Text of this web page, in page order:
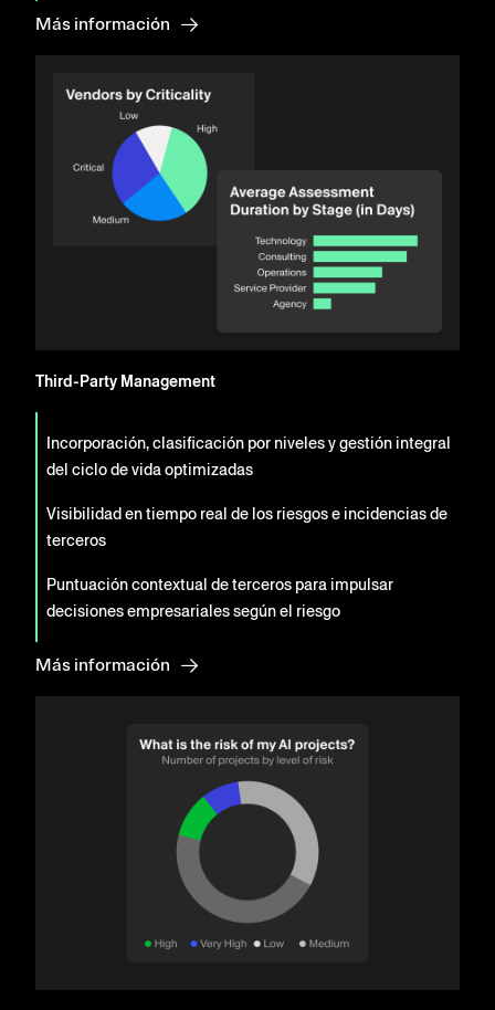
Más información
Third-Party Management
Incorporación, clasificación por niveles y gestión integral
del ciclo de vida optimizadas
Visibilidad en tiempo real de los riesgos e incidencias de
terceros
Puntuación contextual de terceros para impulsar
decisiones empresariales según el riesgo
Más información